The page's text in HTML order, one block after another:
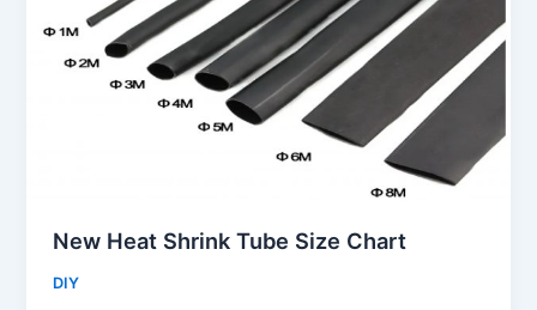
New Heat Shrink Tube Size Chart
DIY